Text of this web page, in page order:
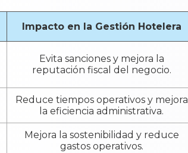
Impacto en la Gestión Hotelera
Evita sanciones y mejora la
reputación fiscal del negocio.
Reduce tiempos operativos y mejora
la eficiencia administrativa.
Mejora la sostenibilidad y reduce
gastos operativos.